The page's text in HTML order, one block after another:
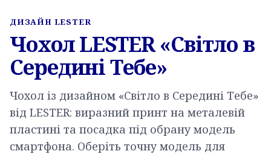
ДИЗАЙН LESTER
Чохол LESTER «Світло в
Середині Тебе»
Чохол із дизайном «Світло в Середині Тебе»
від LESTER: виразний принт на металевій
пластині та посадка під обрану модель
смартфона. Оберіть точну модель для